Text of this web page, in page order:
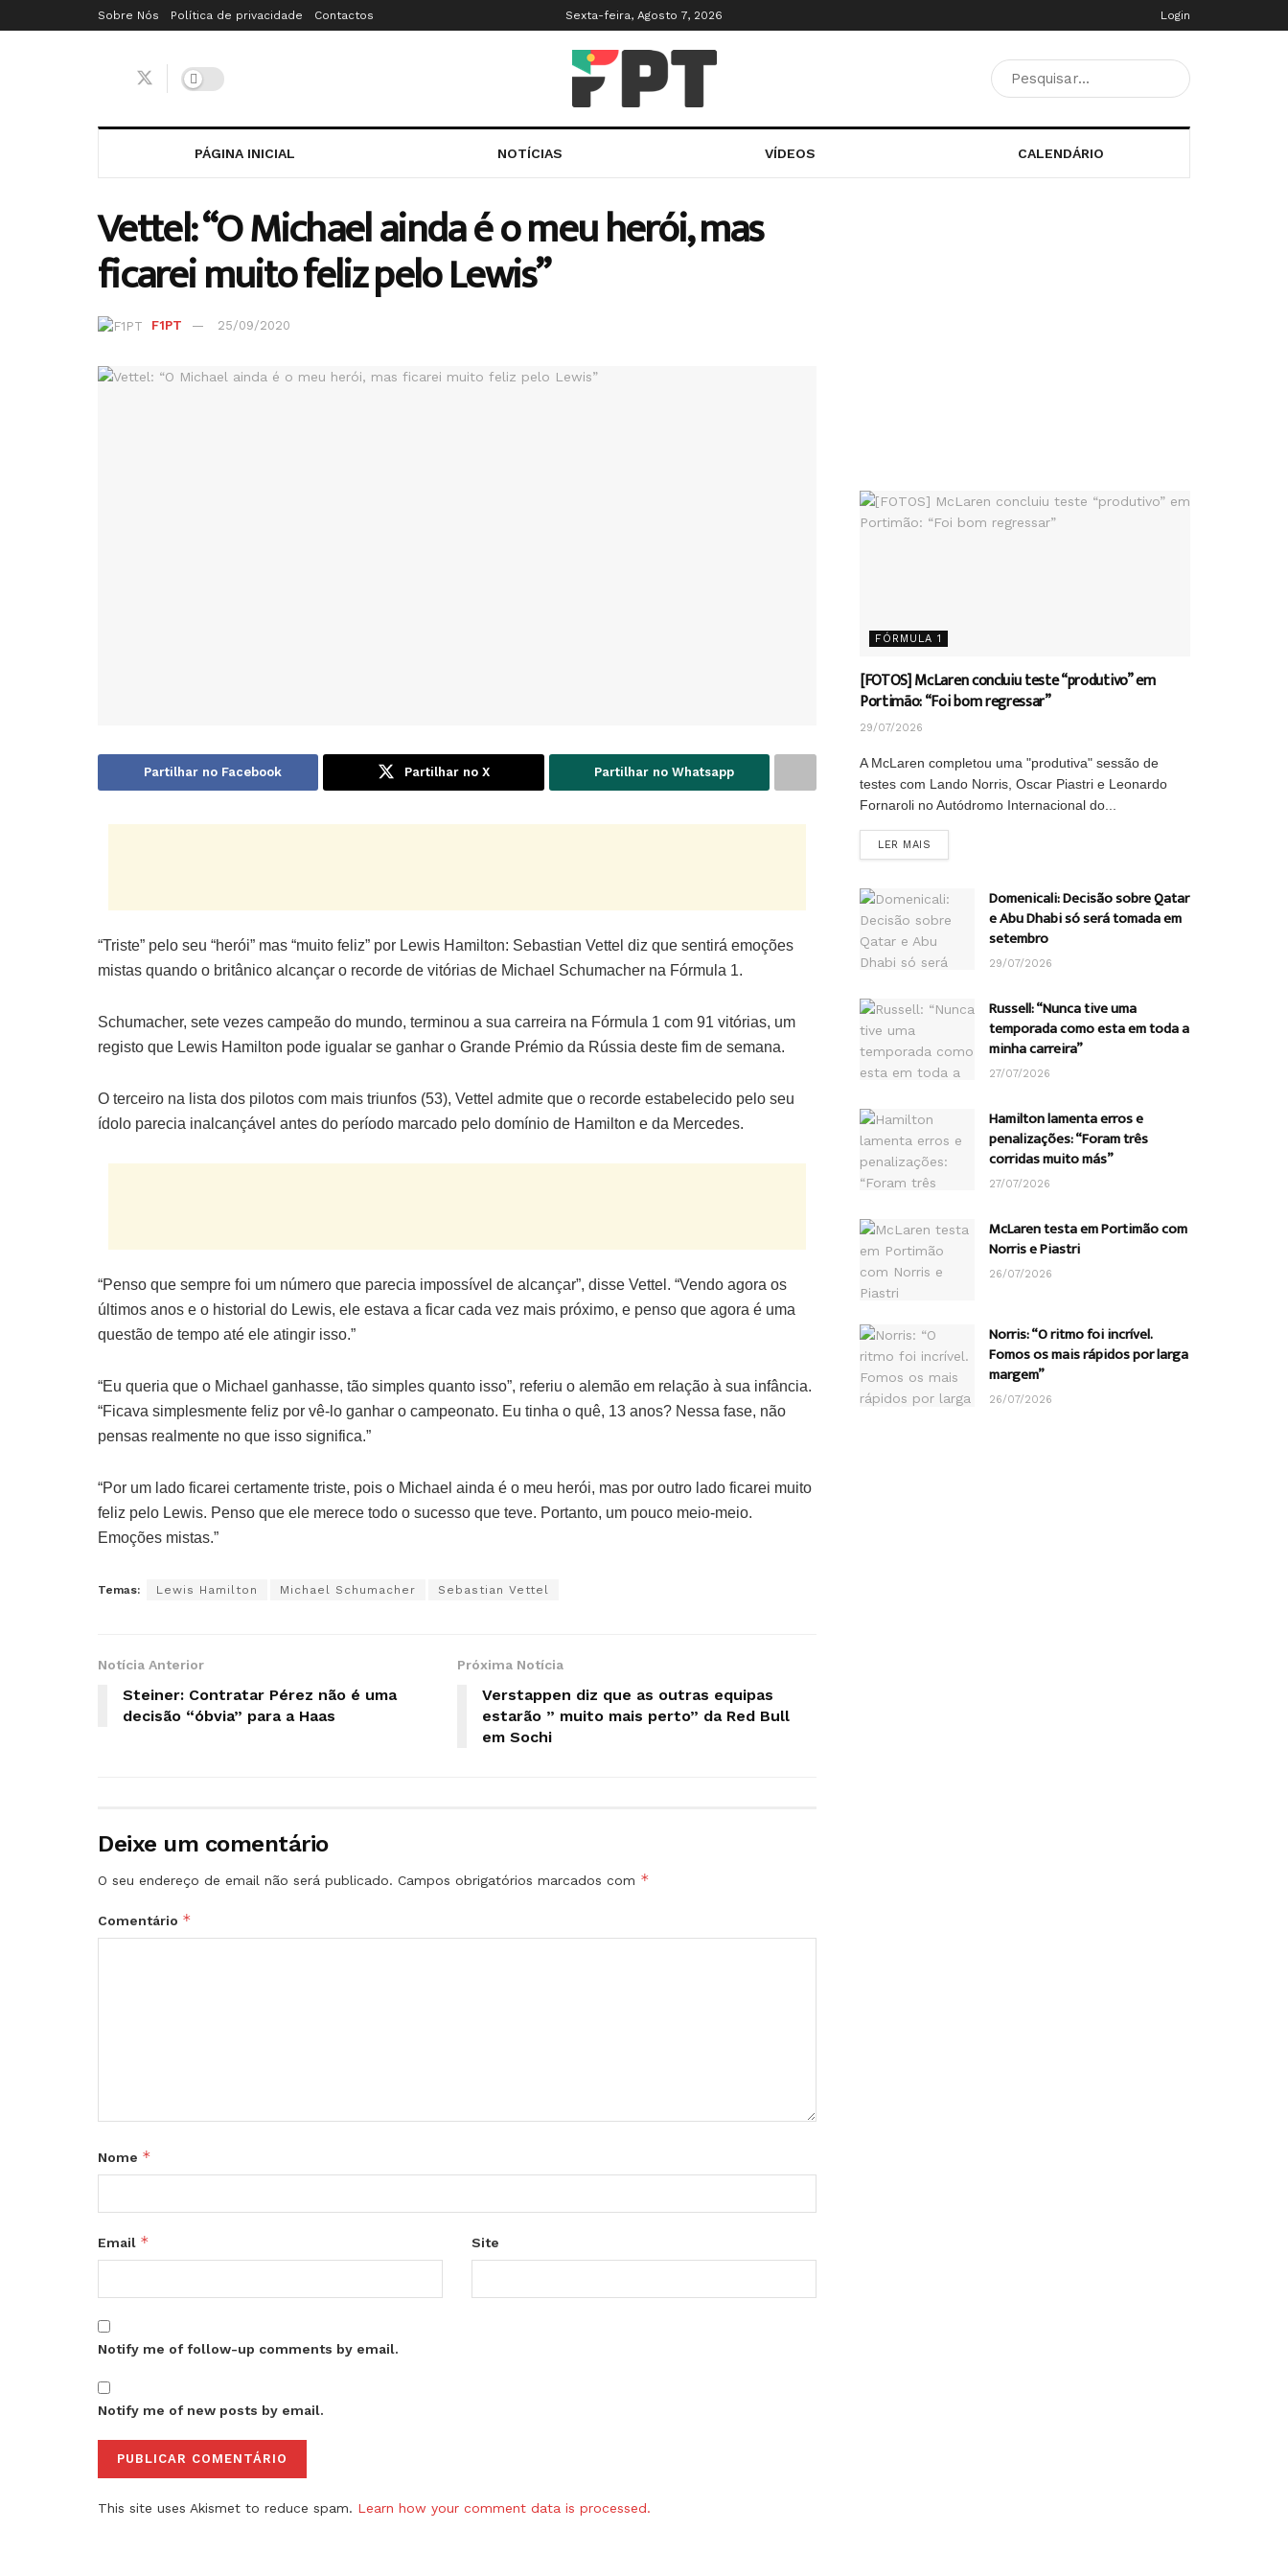
Sobre Nós Política de privacidade Contactos Sexta-feira, Agosto 7, 2026 Login
PÁGINA INICIAL NOTÍCIAS VÍDEOS CALENDÁRIO
Vettel: “O Michael ainda é o meu herói, mas
ficarei muito feliz pelo Lewis”
F1PT 25/09/2020
Partilhar no Facebook Partilhar no X Partilhar no Whatsapp
“Triste” pelo seu “herói” mas “muito feliz” por Lewis Hamilton: Sebastian Vettel diz que sentirá emoções
mistas quando o britânico alcançar o recorde de vitórias de Michael Schumacher na Fórmula 1.
Schumacher, sete vezes campeão do mundo, terminou a sua carreira na Fórmula 1 com 91 vitórias, um
registo que Lewis Hamilton pode igualar se ganhar o Grande Prémio da Rússia deste fim de semana.
O terceiro na lista dos pilotos com mais triunfos (53), Vettel admite que o recorde estabelecido pelo seu
ídolo parecia inalcançável antes do período marcado pelo domínio de Hamilton e da Mercedes.
“Penso que sempre foi um número que parecia impossível de alcançar”, disse Vettel. “Vendo agora os
últimos anos e o historial do Lewis, ele estava a ficar cada vez mais próximo, e penso que agora é uma
questão de tempo até ele atingir isso.”
“Eu queria que o Michael ganhasse, tão simples quanto isso”, referiu o alemão em relação à sua infância.
“Ficava simplesmente feliz por vê-lo ganhar o campeonato. Eu tinha o quê, 13 anos? Nessa fase, não
pensas realmente no que isso significa.”
“Por um lado ficarei certamente triste, pois o Michael ainda é o meu herói, mas por outro lado ficarei muito
feliz pelo Lewis. Penso que ele merece todo o sucesso que teve. Portanto, um pouco meio-meio.
Emoções mistas.”
Temas: Lewis Hamilton Michael Schumacher Sebastian Vettel
Notícia Anterior
Steiner: Contratar Pérez não é uma
decisão “óbvia” para a Haas
Próxima Notícia
Verstappen diz que as outras equipas
estarão ” muito mais perto” da Red Bull
em Sochi
Deixe um comentário
O seu endereço de email não será publicado. Campos obrigatórios marcados com *
Comentário *
Nome *
Email * Site
Notify me of follow-up comments by email.
Notify me of new posts by email.
This site uses Akismet to reduce spam. Learn how your comment data is processed.
FÓRMULA 1
[FOTOS] McLaren concluiu teste “produtivo” em
Portimão: “Foi bom regressar”
29/07/2026
A McLaren completou uma "produtiva" sessão de
testes com Lando Norris, Oscar Piastri e Leonardo
Fornaroli no Autódromo Internacional do...
LER MAIS
Domenicali: Decisão sobre Qatar
e Abu Dhabi só será tomada em
setembro
29/07/2026
Russell: “Nunca tive uma
temporada como esta em toda a
minha carreira”
27/07/2026
Hamilton lamenta erros e
penalizações: “Foram três
corridas muito más”
27/07/2026
McLaren testa em Portimão com
Norris e Piastri
26/07/2026
Norris: “O ritmo foi incrível.
Fomos os mais rápidos por larga
margem”
26/07/2026